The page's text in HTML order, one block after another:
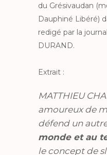
du Grésivaudan
Dauphiné Libéré)
redigé par la
DURAND.
Extrait :
MATTHIEU
amoureux de
défend un
monde et au
le concept de